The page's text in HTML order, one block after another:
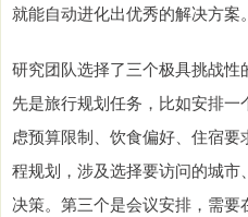
就能自动进化出优秀的解决方案。
研究团队选择了三个极具挑战
先是旅行规划任务，比如安排
虑预算限制、饮食偏好、住宿
程规划，涉及选择要访问的城
决策。第三个是会议安排，需